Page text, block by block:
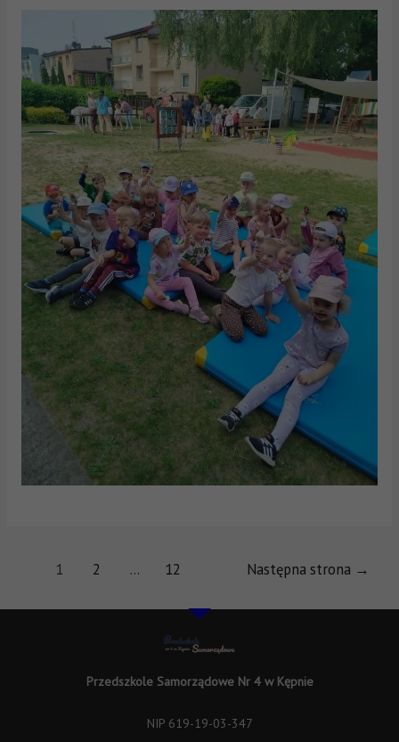
1 2 … 12 Następna strona →
Przedszkole Samorządowe Nr 4 w Kępnie
NIP 619-19-03-347